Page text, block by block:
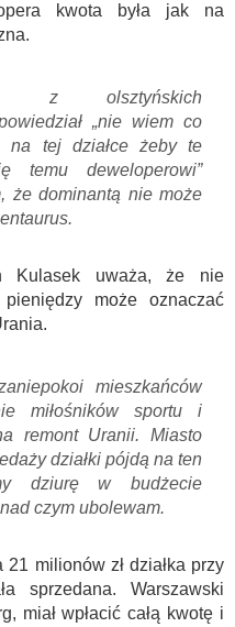
kwota była jak na
z olsztyńskich
„nie wiem co
na tej działce żeby te
temu deweloperowi”
że dominantą nie może
Kulasek uważa, że nie
może oznaczać
mieszkańców
miłośników sportu i
remont Uranii. Miasto
działki pójdą na ten
dziurę w budżecie
czym ubolewam.
milionów zł działka przy
sprzedana. Warszawski
miał wpłacić całą kwotę i